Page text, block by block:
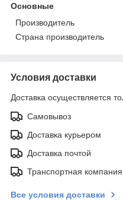
Основные
Производитель
Страна производитель
Условия доставки
Доставка осуществляется
Самовывоз
Доставка курьером
Доставка почтой
Транспортная компания
Все условия доставки